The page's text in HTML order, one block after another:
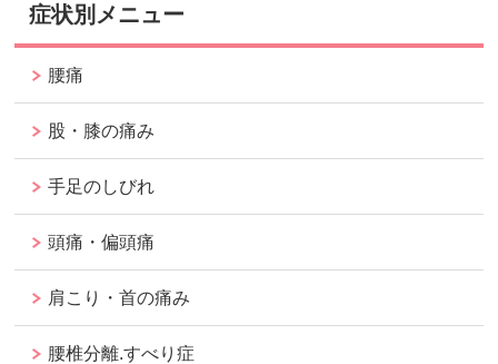
症状別メニュー
腰痛
股・膝の痛み
手足のしびれ
頭痛・偏頭痛
肩こり・首の痛み
腰椎分離.すべり症